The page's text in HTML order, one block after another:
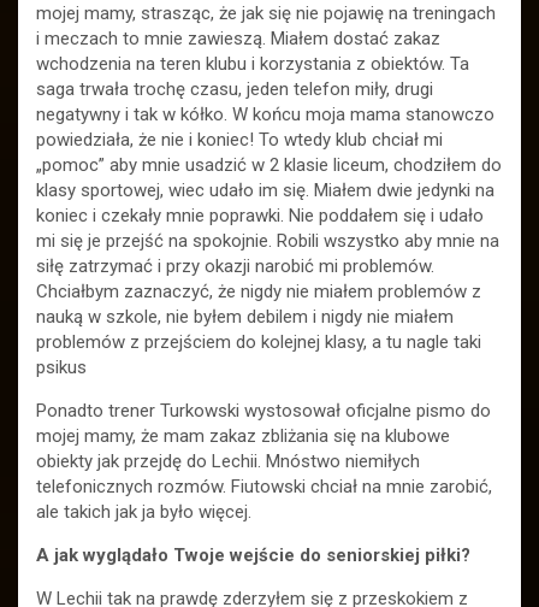
mojej mamy, strasząc, że jak się nie pojawię na treningach
i meczach to mnie zawieszą. Miałem dostać zakaz
wchodzenia na teren klubu i korzystania z obiektów. Ta
saga trwała trochę czasu, jeden telefon miły, drugi
negatywny i tak w kółko. W końcu moja mama stanowczo
powiedziała, że nie i koniec! To wtedy klub chciał mi
„pomoc” aby mnie usadzić w 2 klasie liceum, chodziłem do
klasy sportowej, wiec udało im się. Miałem dwie jedynki na
koniec i czekały mnie poprawki. Nie poddałem się i udało
mi się je przejść na spokojnie. Robili wszystko aby mnie na
siłę zatrzymać i przy okazji narobić mi problemów.
Chciałbym zaznaczyć, że nigdy nie miałem problemów z
nauką w szkole, nie byłem debilem i nigdy nie miałem
problemów z przejściem do kolejnej klasy, a tu nagle taki
psikus
Ponadto trener Turkowski wystosował oficjalne pismo do
mojej mamy, że mam zakaz zbliżania się na klubowe
obiekty jak przejdę do Lechii. Mnóstwo niemiłych
telefonicznych rozmów. Fiutowski chciał na mnie zarobić,
ale takich jak ja było więcej.
A jak wyglądało Twoje wejście do seniorskiej piłki?
W Lechii tak na prawdę zderzyłem się z przeskokiem z